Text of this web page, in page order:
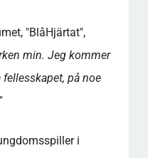
"BlåHjärtat",
min. Jeg kommer
på noe
i